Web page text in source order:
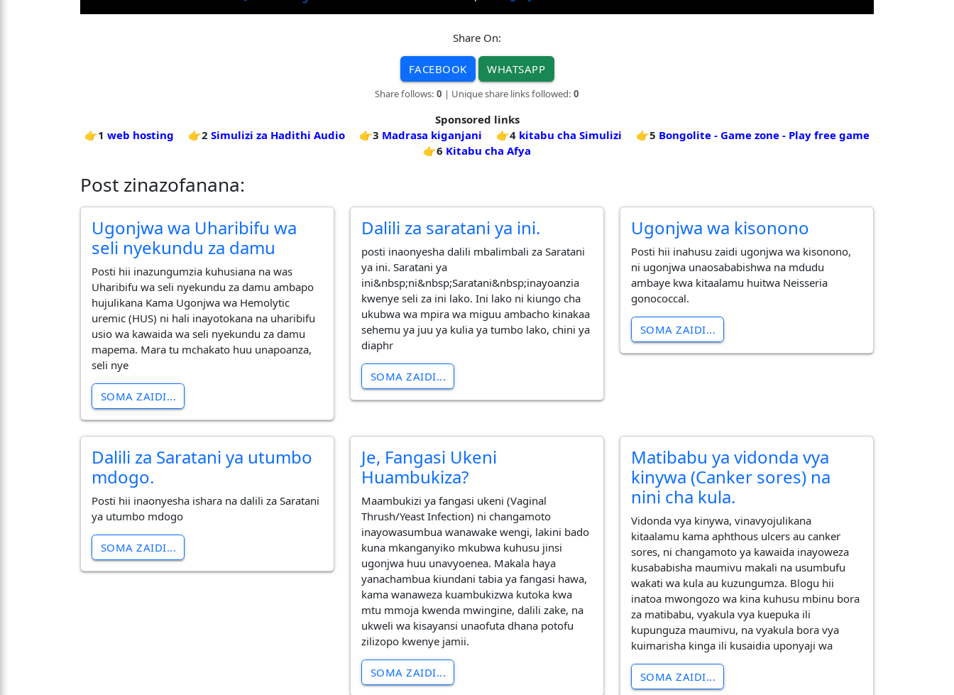
Share On:
FACEBOOK WHATSAPP
Share follows: 0 | Unique share links followed: 0
Sponsored links
👉1 web hosting 👉2 Simulizi za Hadithi Audio 👉3 Madrasa kiganjani 👉4 kitabu cha Simulizi 👉5 Bongolite - Game zone - Play free game
👉6 Kitabu cha Afya
Post zinazofanana:
Ugonjwa wa Uharibifu wa
seli nyekundu za damu
Posti hii inazungumzia kuhusiana na was
Uharibifu wa seli nyekundu za damu ambapo
hujulikana Kama Ugonjwa wa Hemolytic
uremic (HUS) ni hali inayotokana na uharibifu
usio wa kawaida wa seli nyekundu za damu
mapema. Mara tu mchakato huu unapoanza,
seli nye
SOMA ZAIDI...
Dalili za saratani ya ini.
posti inaonyesha dalili mbalimbali za Saratani
ya ini. Saratani ya
ini&nbsp;ni&nbsp;Saratani&nbsp;inayoanzia
kwenye seli za ini lako. Ini lako ni kiungo cha
ukubwa wa mpira wa miguu ambacho kinakaa
sehemu ya juu ya kulia ya tumbo lako, chini ya
diaphr
SOMA ZAIDI...
Ugonjwa wa kisonono
Posti hii inahusu zaidi ugonjwa wa kisonono,
ni ugonjwa unaosababishwa na mdudu
ambaye kwa kitaalamu huitwa Neisseria
gonococcal.
SOMA ZAIDI...
Dalili za Saratani ya utumbo
mdogo.
Posti hii inaonyesha ishara na dalili za Saratani
ya utumbo mdogo
SOMA ZAIDI...
Je, Fangasi Ukeni
Huambukiza?
Maambukizi ya fangasi ukeni (Vaginal
Thrush/Yeast Infection) ni changamoto
inayowasumbua wanawake wengi, lakini bado
kuna mkanganyiko mkubwa kuhusu jinsi
ugonjwa huu unavyoenea. Makala haya
yanachambua kiundani tabia ya fangasi hawa,
kama wanaweza kuambukizwa kutoka kwa
mtu mmoja kwenda mwingine, dalili zake, na
ukweli wa kisayansi unaofuta dhana potofu
zilizopo kwenye jamii.
SOMA ZAIDI...
Matibabu ya vidonda vya
kinywa (Canker sores) na
nini cha kula.
Vidonda vya kinywa, vinavyojulikana
kitaalamu kama aphthous ulcers au canker
sores, ni changamoto ya kawaida inayoweza
kusababisha maumivu makali na usumbufu
wakati wa kula au kuzungumza. Blogu hii
inatoa mwongozo wa kina kuhusu mbinu bora
za matibabu, vyakula vya kuepuka ili
kupunguza maumivu, na vyakula bora vya
kuimarisha kinga ili kusaidia uponyaji wa
SOMA ZAIDI...